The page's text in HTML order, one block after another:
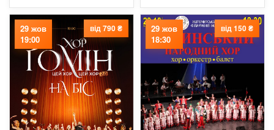
29 жов
19:00
від 790 ₴
29 жов
18:30
від 150 ₴